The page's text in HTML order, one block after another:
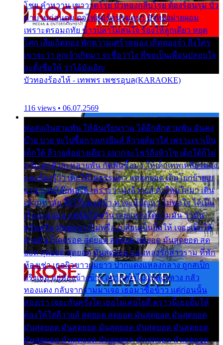
โชย คำหวาน เขาวาดโรย บัวทองกลีบโรย ต้องร้อนรุม บัว
มาบานก่อนตูม ดุจไฟสุมร้อนรุมอุรา บัวทองผ่ายผอม
เพราะตรอมฤทัย ข้าวปลาไม่สนใจ ร้องไห้ลูกเดียว หยุด
โศก เสียเถิดทอง พักความเศร้าหมอง เถิดทองจ๋า ถึงใคร
เขาจะว่า ลูกเจ้าเกิดมา จะชื่อว่าไง พี่ขอเป็นเพื่อนปลอบใจ
จะตั้งชื่อให้ ว่าไอ้บังเอิญ
บัวทองร้องไห้ - เทพพร เพชรอุบล(KARAOKE)
116 views • 06.07.2569
พ่อส่งเงินสามพัน ให้ฉันเรียนราม ได้อีกสักสามพัน ฉันคง
บ๊าย บาย จะไปซื้อกางเกงยีนส์ ลีวายส์มาใส่ เพราะเราเป็น
เด็กใต้ ลีวายส์อย่างเดียว อยากจะโชว์ถึงหิวโซ เด็กใต้ก็ไม่
หวั่น ตกตัวละหลายพัน กัดฟันซื้อมา ให้เด็กเทพเหลียวมอง
และต้องรู้ว่า เด็กใต้ไม่ธรรมดา แต่สุดยอด เดินโยกย้ายเย
ยวน กวนโอ๊ยพอได้ เพราะว่านุ่งลีวายส์ ตัวใหม่ใส่มา เดิน
เข้ามหาลัย จิ๊กโก๊มองหน้า ท่าจะมีปัญหา ไม่พอใจ ได้เป็น
เรื่องแน่นอน แต่ฉันไม่หวั่น เลยแหลงใต้ถามมัน ว่ามัน
พรั่นพรือ มันตอบว่าไม่พรื่อ เปลี่ยนเป็นยิ้มให้ เจอะเด็กใต้
ด้วยกัน ก็เลยรอด สุดยอด สุดยอด สุดยอด มันสุดยอด สุด
ยอด สุดยอด สุดยอด มันสุดยอด แอบหลงรักสาวราม ที่พัก
ห้องเช่า เธอผิวขาวผมยาว ปากแดงแหลงกลาง ถูกสเป็ก
จริงเธอ อยู่ห้องข้างข้าง อยากเข้าไปแหลงกลาง กลัว
ทองแดง กลับจากรามมาเจอ เธอมาซื้อข้าว แต่ก่อนนั้น
สองเรา เจอะกันครั้งใด เธอไม่เคยไยดี คราวนี้เธอยิ้มให้
ต้องให้ใส่ลีวายส์ สุดยอด สุดยอด มันสุดยอด มันสุดยอด
มันสุดยอด มันสุดยอด มันสุดยอด มันสุดยอด มันสุดยอด
มันสุดยอด มันสุดยอด มันสุดยอด มันสุดยอด มันสุดยอด